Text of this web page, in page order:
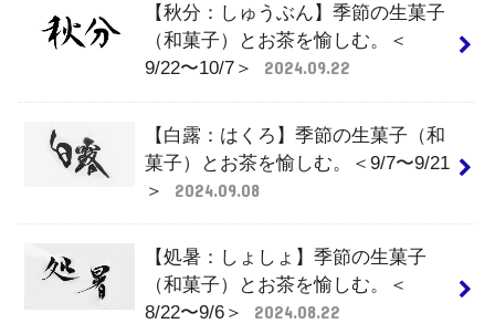
【秋分：しゅうぶん】季節の生菓子
（和菓子）とお茶を愉しむ。＜
9/22〜10/7＞
2024.09.22
【白露：はくろ】季節の生菓子（和
菓子）とお茶を愉しむ。＜9/7〜9/21
＞
2024.09.08
【処暑：しょしょ】季節の生菓子
（和菓子）とお茶を愉しむ。＜
8/22〜9/6＞
2024.08.22